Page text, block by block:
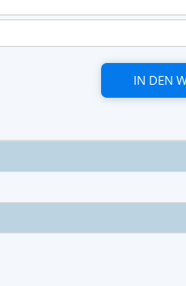
IN DEN